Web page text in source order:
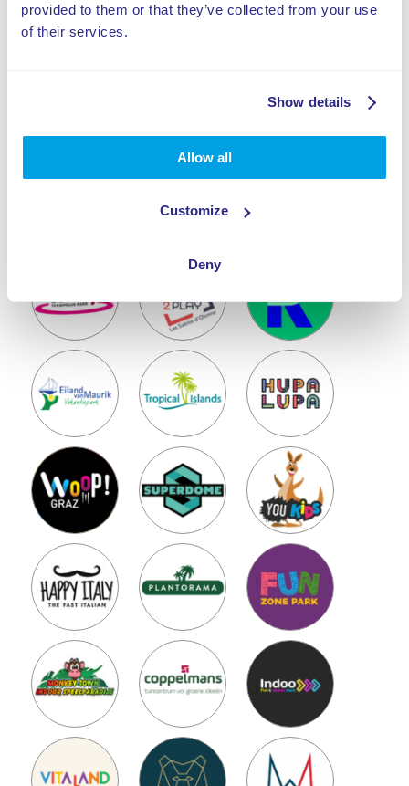
provided to them or that they’ve collected from your use
of their services.
Show details
Allow all
Customize
Deny
Onze Klanten